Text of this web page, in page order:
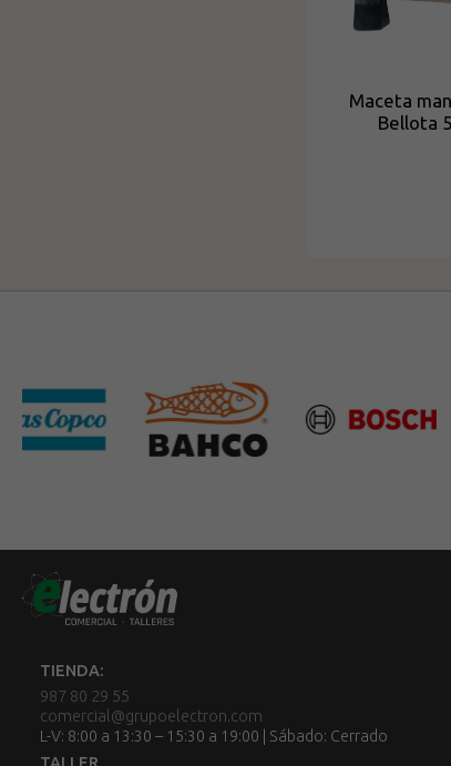
Maceta
Bellota
TIENDA:
987 80 29 55
comercial@grupoelectron.com
L-V: 8:00 a 13:30 – 15:30 a 19:00 | Sábado: Cerrado